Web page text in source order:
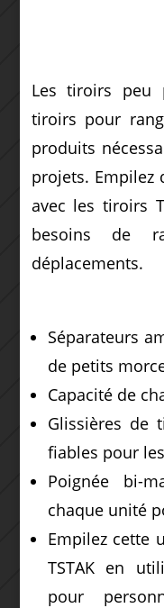
Les tiroirs peu
tiroirs pour
produits
projets. Empilez
avec les tiroirs
besoins de
déplacements.
Séparateurs
de petits
Capacité de
Glissières de
fiables pour
Poignée bi-
chaque unité
Empilez cette
TSTAK en
pour